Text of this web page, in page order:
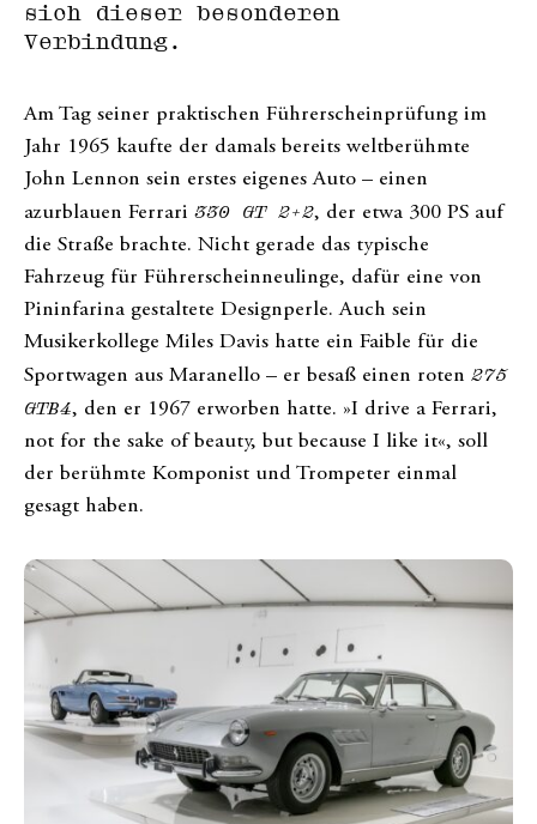
sich dieser besonderen
Verbindung.
Am Tag seiner praktischen Führerscheinprüfung im
Jahr 1965 kaufte der damals bereits weltberühmte
John Lennon sein erstes eigenes Auto – einen
azurblauen Ferrari 330 GT 2+2, der etwa 300 PS auf
die Straße brachte. Nicht gerade das typische
Fahrzeug für Führerscheinneulinge, dafür eine von
Pininfarina gestaltete Designperle. Auch sein
Musikerkollege Miles Davis hatte ein Faible für die
Sportwagen aus Maranello – er besaß einen roten 275
GTB4, den er 1967 erworben hatte. »I drive a Ferrari,
not for the sake of beauty, but because I like it«, soll
der berühmte Komponist und Trompeter einmal
gesagt haben.